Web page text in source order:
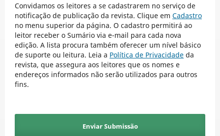
Convidamos os leitores a se cadastrarem no serviço de
notificação de publicação da revista. Clique em Cadastro
no menu superior da página. O cadastro permitirá ao
leitor receber o Sumário via e-mail para cada nova
edição. A lista procura também oferecer um nível básico
de suporte ou leitura. Leia a Política de Privacidade da
revista, que assegura aos leitores que os nomes e
endereços informados não serão utilizados para outros
fins.
Enviar Submissão